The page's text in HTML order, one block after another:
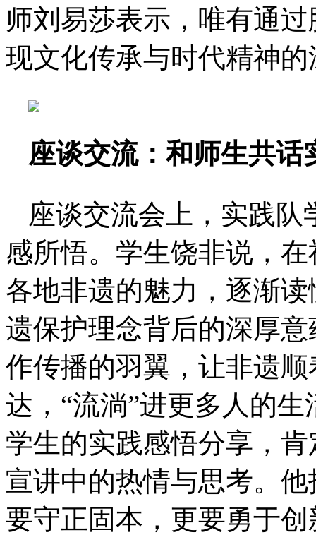
师刘易莎表示，唯有通
现文化传承与时代精神
座谈交流：和师生共话
座谈交流会上，实践
感所悟。学生饶非说，
各地非遗的魅力，逐渐
遗保护理念背后的深厚
作传播的羽翼，让非遗
达，“流淌”进更多人的
学生的实践感悟分享，
宣讲中的热情与思考。
要守正固本，更要勇于